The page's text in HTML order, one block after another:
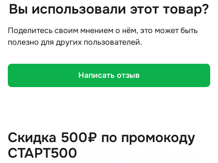
Вы использовали этот товар?
Поделитесь своим мнением о нём, это может быть
полезно для других пользователей.
Написать отзыв
Скидка 500₽ по промокоду
СТАРТ500